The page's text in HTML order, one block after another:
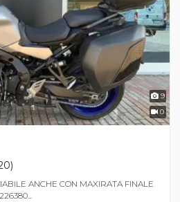
9
0
ANCHE CON MAXIRATA FINALE